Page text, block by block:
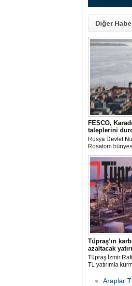
Diğer
FESCO,
taleplerini
Rusya Devlet
Rosatom
şirketi,
sevkiyatlara
kabulünü
Tüpraş’ın
azaltacak
Tüpraş İzmir
TL yatırımla
nazım veAraplar